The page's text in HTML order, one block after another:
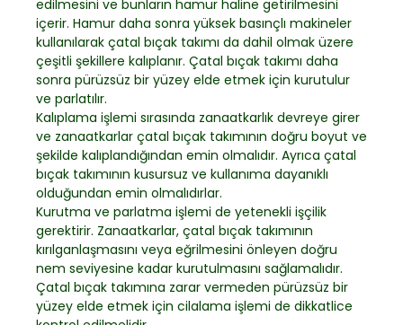
edilmesini ve bunların hamur haline getirilmesini
içerir. Hamur daha sonra yüksek basınçlı makineler
kullanılarak çatal bıçak takımı da dahil olmak üzere
çeşitli şekillere kalıplanır. Çatal bıçak takımı daha
sonra pürüzsüz bir yüzey elde etmek için kurutulur
ve parlatılır.
Kalıplama işlemi sırasında zanaatkarlık devreye girer
ve zanaatkarlar çatal bıçak takımının doğru boyut ve
şekilde kalıplandığından emin olmalıdır. Ayrıca çatal
bıçak takımının kusursuz ve kullanıma dayanıklı
olduğundan emin olmalıdırlar.
Kurutma ve parlatma işlemi de yetenekli işçilik
gerektirir. Zanaatkarlar, çatal bıçak takımının
kırılganlaşmasını veya eğrilmesini önleyen doğru
nem seviyesine kadar kurutulmasını sağlamalıdır.
Çatal bıçak takımına zarar vermeden pürüzsüz bir
yüzey elde etmek için cilalama işlemi de dikkatlice